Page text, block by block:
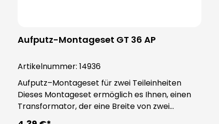
Aufputz-Montageset GT 36 AP
Artikelnummer: 14936
Aufputz–Montageset für zwei Teileinheiten
Dieses Montageset ermöglich es Ihnen, einen
Transformator, der eine Breite von zwei
Teileinheiten (36 mm) besitzt, Aufputz zu